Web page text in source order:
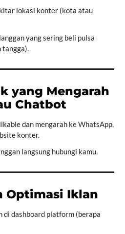
lokasi konter (kota atau
yang sering beli pulsa
tangga).
yang Mengarah
Chatbot
dan mengarah ke WhatsApp,
konter.
langsung hubungi kamu.
Optimasi Iklan
di dashboard platform (berapa